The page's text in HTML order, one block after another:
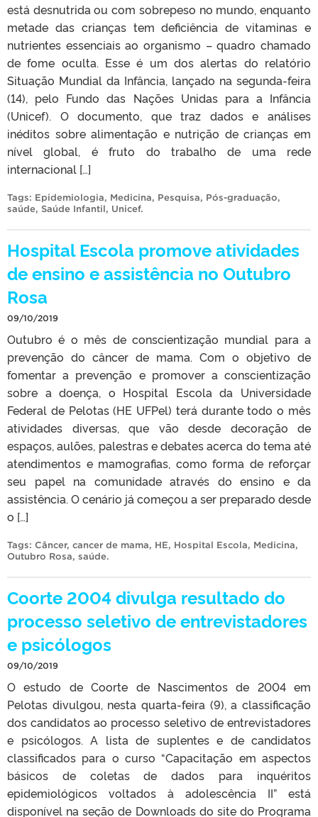
está desnutrida ou com sobrepeso no mundo, enquanto
metade das crianças tem deficiência de vitaminas e
nutrientes essenciais ao organismo – quadro chamado
de fome oculta. Esse é um dos alertas do relatório
Situação Mundial da Infância, lançado na segunda-feira
(14), pelo Fundo das Nações Unidas para a Infância
(Unicef). O documento, que traz dados e análises
inéditos sobre alimentação e nutrição de crianças em
nível global, é fruto do trabalho de uma rede
internacional […]
Tags: Epidemiologia, Medicina, Pesquisa, Pós-graduação,
saúde, Saúde Infantil, Unicef.
Hospital Escola promove atividades
de ensino e assistência no Outubro
Rosa
09/10/2019
Outubro é o mês de conscientização mundial para a
prevenção do câncer de mama. Com o objetivo de
fomentar a prevenção e promover a conscientização
sobre a doença, o Hospital Escola da Universidade
Federal de Pelotas (HE UFPel) terá durante todo o mês
atividades diversas, que vão desde decoração de
espaços, aulões, palestras e debates acerca do tema até
atendimentos e mamografias, como forma de reforçar
seu papel na comunidade através do ensino e da
assistência. O cenário já começou a ser preparado desde
o […]
Tags: Câncer, cancer de mama, HE, Hospital Escola, Medicina,
Outubro Rosa, saúde.
Coorte 2004 divulga resultado do
processo seletivo de entrevistadores
e psicólogos
09/10/2019
O estudo de Coorte de Nascimentos de 2004 em
Pelotas divulgou, nesta quarta-feira (9), a classificação
dos candidatos ao processo seletivo de entrevistadores
e psicólogos. A lista de suplentes e de candidatos
classificados para o curso “Capacitação em aspectos
básicos de coletas de dados para inquéritos
epidemiológicos voltados à adolescência II” está
disponível na seção de Downloads do site do Programa